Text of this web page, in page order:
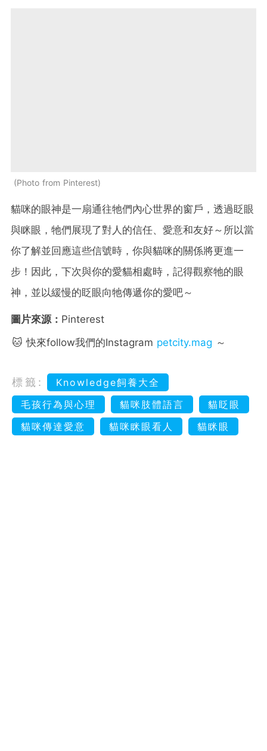
Photo from Pinterest
貓咪的眼神是一扇通往牠們內心世界的窗戶，透過眨眼
與眯眼，牠們展現了對人的信任、愛意和友好～所以當
你了解並回應這些信號時，你與貓咪的關係將更進一
步！因此，下次與你的愛貓相處時，記得觀察牠的眼
神，並以緩慢的眨眼向牠傳遞你的愛吧～
圖片來源： Pinterest
🐱 快來follow我們的Instagram petcity.mag ～
標籤:
Knowledge飼養大全
毛孩行為與心理
貓咪肢體語言
貓眨眼
貓咪傳達愛意
貓咪眯眼看人 貓眯眼